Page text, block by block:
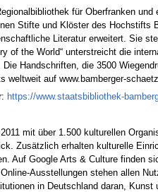
für Oberfranken
Stifte und Klöster des
Literatur erweitert. Sie
of the World“ unterstreicht die
Handschriften, die 3500
weltweit auf www.bamberger-
https://www.staatsbibliothek-
mit über 1.500 kulturellen
Zusätzlich erhalten kulturelle
Auf Google Arts & Culture finden
Ausstellungen stehen allen
in Deutschland daran,